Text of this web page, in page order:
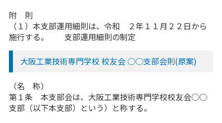
附 則
（１）本支部運用細則は、令和 ２年１１月２２日から
施行する。 支部運用細則の制定
大阪工業技術専門学校 校友会 ○○支部会則(原案)
（名 称）
第１条 本支部会は、大阪工業技術専門学校校友会○○
支部（以下本支部）という）と称する。